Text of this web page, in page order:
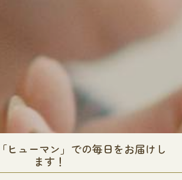
ヒューマン」での毎日をお届けし
ます！